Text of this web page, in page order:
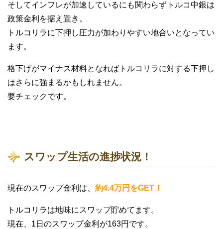
そしてインフレが加速しているにも関わらずトルコ中銀は
政策金利を据え置き。
トルコリラに下押し圧力が加わりやすい地合いとなってい
ます。
格下げがマイナス材料となればトルコリラに対する下押し
はさらに強まるかもしれません。
要チェックです。
スワップ生活の進捗状況！
現在のスワップ金利は、 約4.4万円をGET！
トルコリラは地味にスワップ貯めてます。
現在、1日のスワップ金利が163円です。